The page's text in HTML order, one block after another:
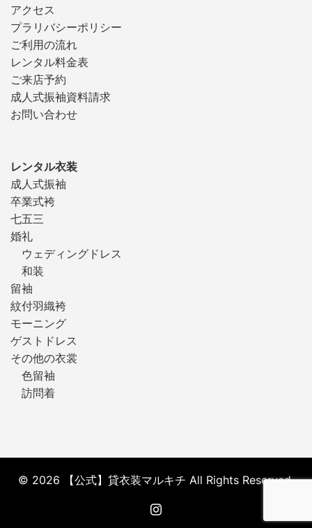
アクセス
プラリバシーポリシー
ご利用の流れ
レンタル料金表
ご来店予約
成人式振袖資料請求
お問い合わせ
レンタル衣装
成人式振袖
卒業式袴
七五三
婚礼
ウェディングドレス
和装
留袖
紋付羽織袴
モーニング
ゲストドレス
その他の衣裳
色留袖
訪問着
© 2026 【公式】貸衣装マルキチ All Rights Reserved.